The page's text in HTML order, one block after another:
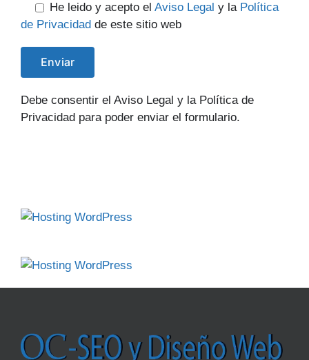
He leido y acepto el Aviso Legal y la Política
de Privacidad de este sitio web
Debe consentir el Aviso Legal y la Política de
Privacidad para poder enviar el formulario.